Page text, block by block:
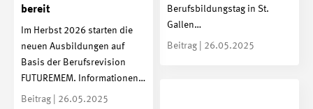
Berufsbildungstag in St.
Gallen…
Beitrag | 26.05.2025
bereit
Im Herbst 2026 starten die
neuen Ausbildungen auf
Basis der Berufsrevision
FUTUREMEM. Informationen…
Beitrag | 26.05.2025